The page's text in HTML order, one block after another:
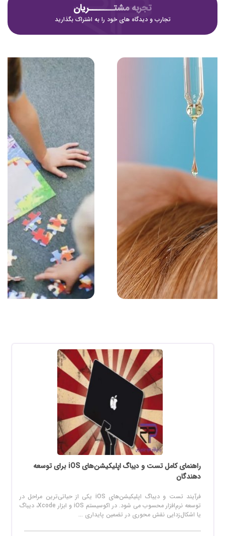
تجربه مشتـــــــریان
تجارب و دیدگاه های خود را به اشتراک بگذارید
راهنمای کامل تست و دیباگ اپلیکیشن‌های iOS برای توسعه
دهندگان
فرآیند تست و دیباگ اپلیکیشن‌های iOS یکی از حیاتی‌ترین مراحل در
توسعه نرم‌افزار محسوب می‌ شود. در اکوسیستم iOS و ابزار Xcode، دیباگ
یا اشکال‌زدایی نقش محوری در تضمین پایداری ...